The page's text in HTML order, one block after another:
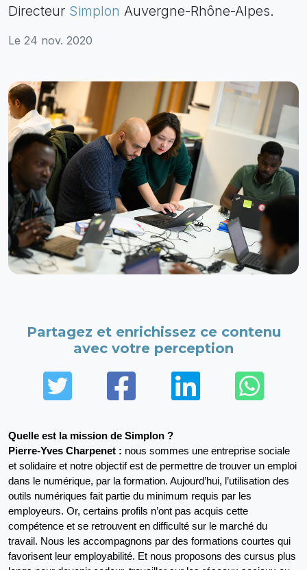
Directeur Simplon Auvergne-Rhône-Alpes.
Le 24 nov. 2020
Partagez et enrichissez ce contenu
avec votre perception
TwitterFacebook
LinkedIn
Quelle est la mission de Simplon ?
Pierre-Yves Charpenet : nous sommes une entreprise sociale
et solidaire et notre objectif est de permettre de trouver un emploi
dans le numérique, par la formation. Aujourd’hui, l’utilisation des
outils numériques fait partie du minimum requis par les
employeurs. Or, certains profils n’ont pas acquis cette
compétence et se retrouvent en difficulté sur le marché du
travail. Nous les accompagnons par des formations courtes qui
favorisent leur employabilité. Et nous proposons des cursus plus